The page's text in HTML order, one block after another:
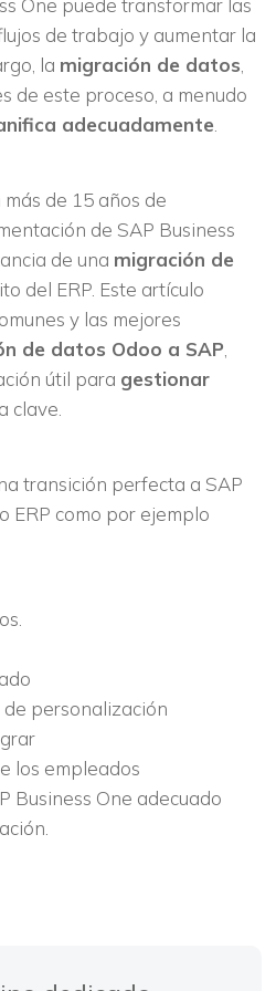
One puede transformar las
de trabajo y aumentar la
la migración de datos
de este proceso, a menudo
adecuadamente
de 15 años de
de SAP Business
de una migración de
del ERP. Este artículo
y las mejores
de datos Odoo a SAP
útil para gestionar
clave.
transición perfecta a SAP
ERP como por ejemplo
personalización
los empleados
Business One adecuado